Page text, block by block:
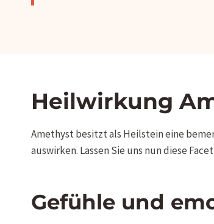
Heilwirkung
Amethyst besitzt als Heilstein eine
auswirken. Lassen Sie uns nun diese
Gefühle und